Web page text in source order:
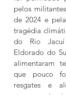
pelos
de 2024 e
tragédia
do Rio
Eldorado do
alimentaram
que pouco
resgates e